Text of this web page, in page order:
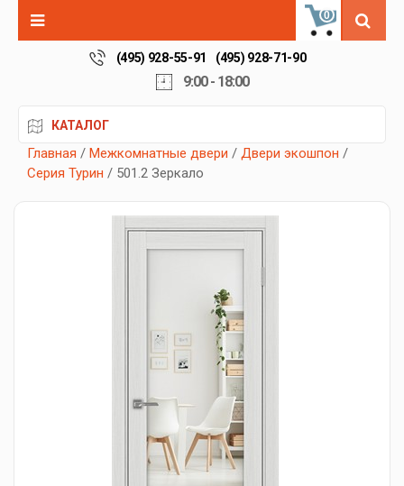
0
(495) 928-55-91 (495) 928-71-90
9:00 - 18:00
КАТАЛОГ
Главная / Межкомнатные двери / Двери экошпон /
Серия Турин / 501.2 Зеркало